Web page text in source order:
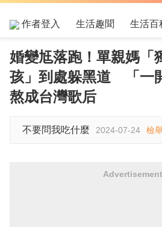
作者登入 生活趣聞 生活百
婚變尪落跑！單親媽「
孩」到處躲黑道 「一
熬成台灣歌后
不要問我吃什麼 2024-07-24 檢舉